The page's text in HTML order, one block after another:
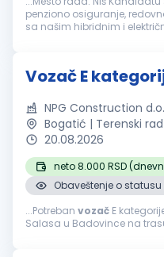
penziono osiguranje,
sa našim hibridnim i
Vozač E
NPG Construction
Bogatić | Terenski rad
20.08.2026
neto 8.000 RSD
Obaveštenje o
...Potreban vozač E
Salasa u Badovince na